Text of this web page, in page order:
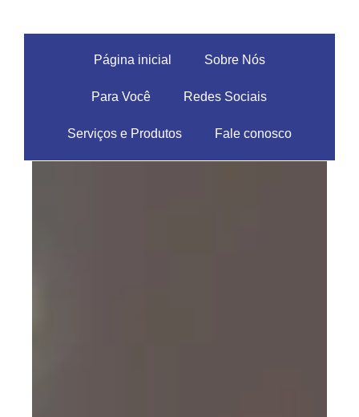
Página inicial Sobre Nós
Para Você Redes Sociais
Serviços e Produtos Fale conosco